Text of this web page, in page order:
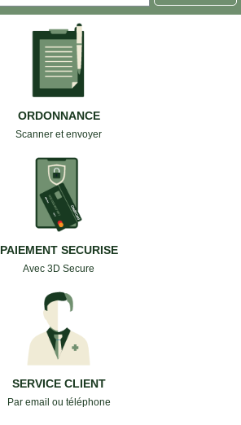
ORDONNANCE
Scanner et envoyer
PAIEMENT SECURISE
Avec 3D Secure
SERVICE CLIENT
Par email ou téléphone